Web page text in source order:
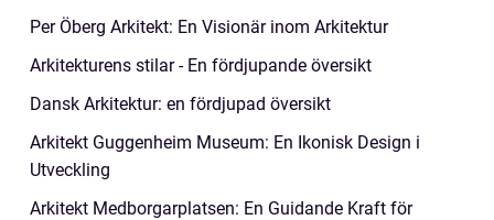
Per Öberg Arkitekt: En Visionär inom Arkitektur
Arkitekturens stilar - En fördjupande översikt
Dansk Arkitektur: en fördjupad översikt
Arkitekt Guggenheim Museum: En Ikonisk Design i
Utveckling
Arkitekt Medborgarplatsen: En Guidande Kraft för